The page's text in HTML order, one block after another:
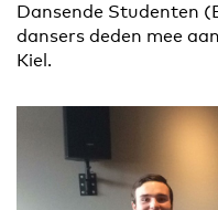
Dansende Studenten
dansers deden mee
Kiel.